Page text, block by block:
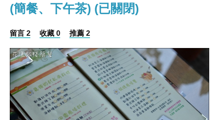
(簡餐、下午茶) (已關閉)
留言 2 收藏 0 推薦 2